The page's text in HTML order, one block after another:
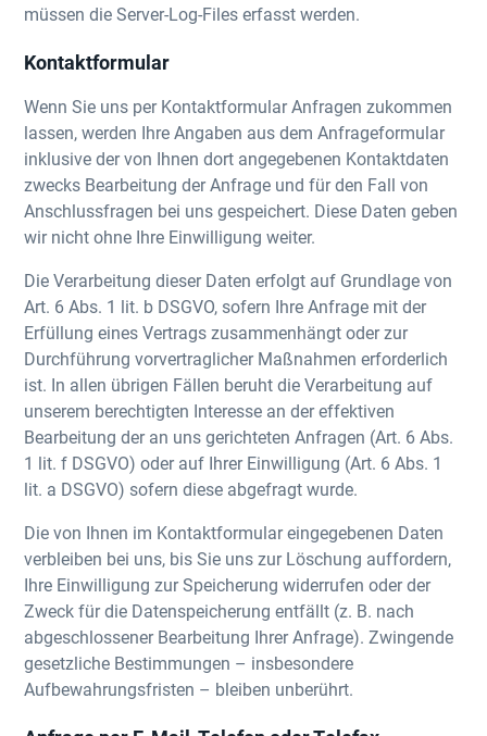
müssen die Server-Log-Files erfasst werden.
Kontaktformular
Wenn Sie uns per Kontaktformular Anfragen zukommen
lassen, werden Ihre Angaben aus dem Anfrageformular
inklusive der von Ihnen dort angegebenen Kontaktdaten
zwecks Bearbeitung der Anfrage und für den Fall von
Anschlussfragen bei uns gespeichert. Diese Daten geben
wir nicht ohne Ihre Einwilligung weiter.
Die Verarbeitung dieser Daten erfolgt auf Grundlage von
Art. 6 Abs. 1 lit. b DSGVO, sofern Ihre Anfrage mit der
Erfüllung eines Vertrags zusammenhängt oder zur
Durchführung vorvertraglicher Maßnahmen erforderlich
ist. In allen übrigen Fällen beruht die Verarbeitung auf
unserem berechtigten Interesse an der effektiven
Bearbeitung der an uns gerichteten Anfragen (Art. 6 Abs.
1 lit. f DSGVO) oder auf Ihrer Einwilligung (Art. 6 Abs. 1
lit. a DSGVO) sofern diese abgefragt wurde.
Die von Ihnen im Kontaktformular eingegebenen Daten
verbleiben bei uns, bis Sie uns zur Löschung auffordern,
Ihre Einwilligung zur Speicherung widerrufen oder der
Zweck für die Datenspeicherung entfällt (z. B. nach
abgeschlossener Bearbeitung Ihrer Anfrage). Zwingende
gesetzliche Bestimmungen – insbesondere
Aufbewahrungsfristen – bleiben unberührt.